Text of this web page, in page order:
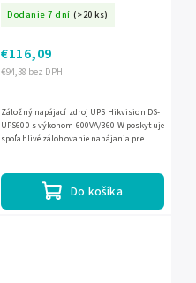
Dodanie 7 dní (>20 ks)
€94,38 bez DPH
€116,09
Do košíka
Záložný napájací zdroj UPS Hikvision DS-
UPS600 s výkonom 600VA/360 W poskytuje
spoľahlivé zálohovanie napájania pre